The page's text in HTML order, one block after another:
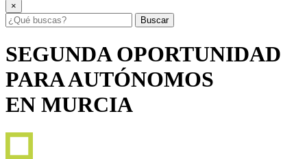
×
Buscar
SEGUNDA OPORTUNIDAD
PARA AUTÓNOMOS
EN MURCIA